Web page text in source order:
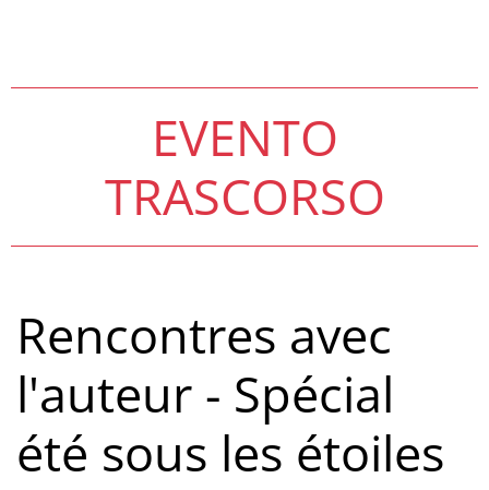
EVENTO
TRASCORSO
Rencontres avec
l'auteur - Spécial
été sous les étoiles